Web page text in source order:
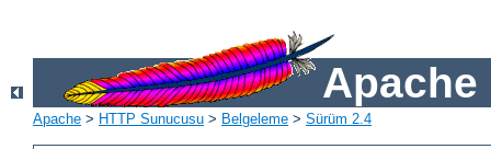
Apache
Apache > HTTP Sunucusu > Belgeleme > Sürüm 2.4